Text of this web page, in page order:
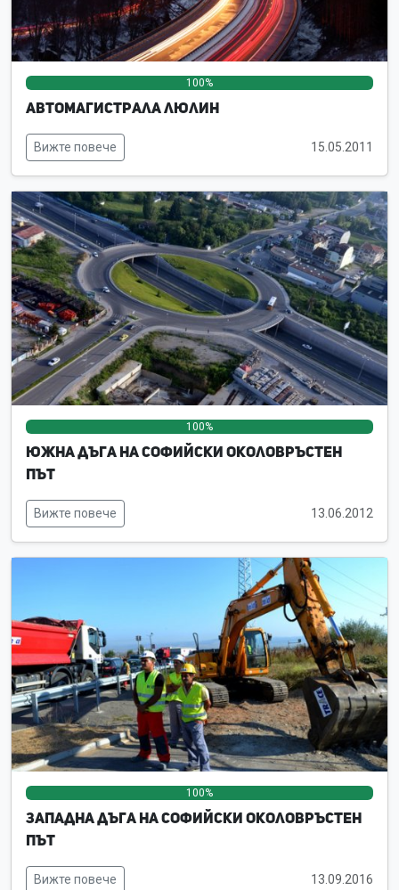
100%
Автомагистрала Люлин
Вижте повече 15.05.2011
100%
Южна дъга на Софийски околовръстен
път
Вижте повече 13.06.2012
100%
Западна дъга на Софийски околовръстен
път
Вижте повече 13.09.2016